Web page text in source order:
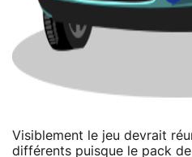
Visiblement le jeu devrait
différents puisque le pack